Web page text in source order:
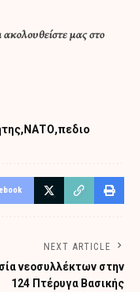
ακολουθείστε μας στο
ΝΑΤΟ πεδιο
NEXT ARTICLE
νεοσυλλέκτων στην
124 Πτέρυγα Βασικής